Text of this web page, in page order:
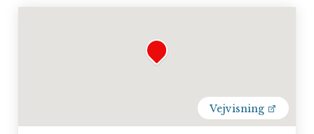
Vejvisning